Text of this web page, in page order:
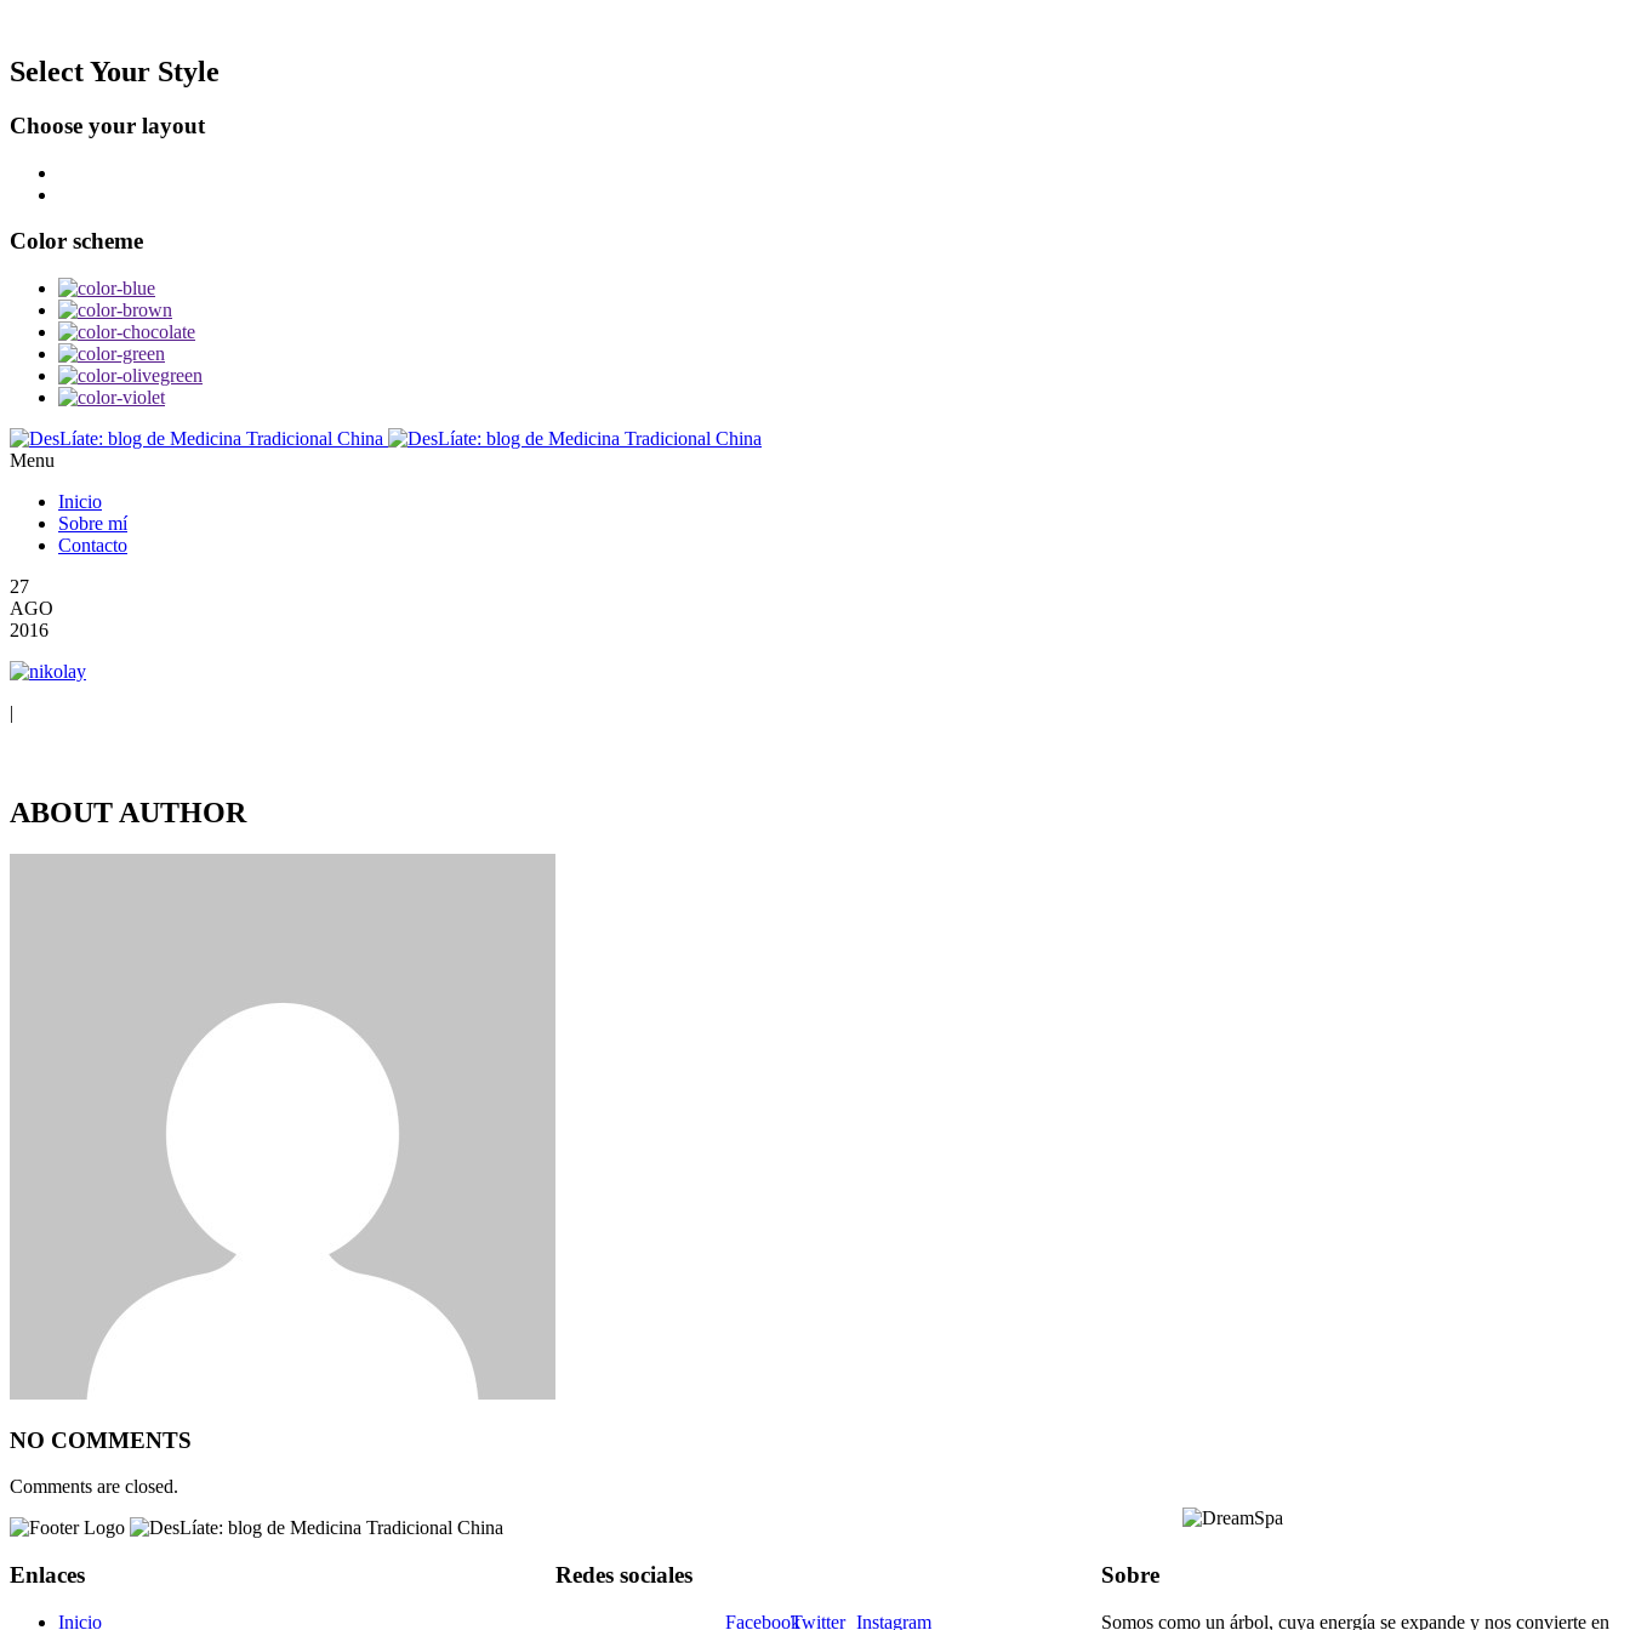
Select Your Style
Choose your layout
Color scheme
Menu
Inicio
Sobre mí
Contacto
27
AGO
2016
|
ABOUT AUTHOR
NO COMMENTS
Comments are closed.
Enlaces
Inicio
Redes sociales
FacebookTwitter Instagram
Sobre
Somos como un árbol, cuya energía se expande y nos convierte en